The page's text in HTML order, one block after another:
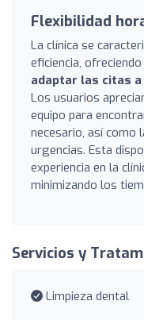
Flexibilidad
La clínica se
eficiencia, ofreciendo
adaptar las citas
Los usuarios
equipo para
necesario, así como
urgencias. Esta
experiencia en la
minimizando los
Servicios y
Limpieza dental